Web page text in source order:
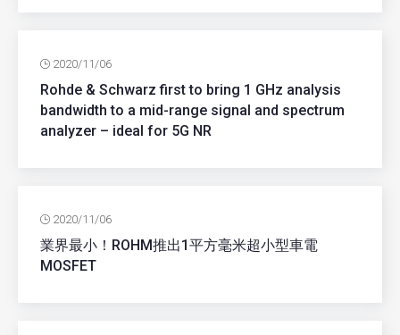
2020/11/06
Rohde & Schwarz first to bring 1 GHz analysis
bandwidth to a mid-range signal and spectrum
analyzer – ideal for 5G NR
2020/11/06
業界最小！ROHM推出1平方毫米超小型車電
MOSFET